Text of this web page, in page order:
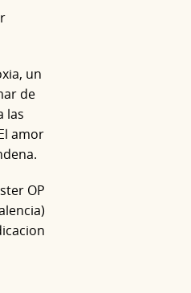
un
de
las
amor
OP